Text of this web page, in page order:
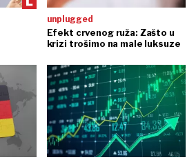
unplugged
Efekt crvenog ruža: Zašto u
krizi trošimo na male luksuze